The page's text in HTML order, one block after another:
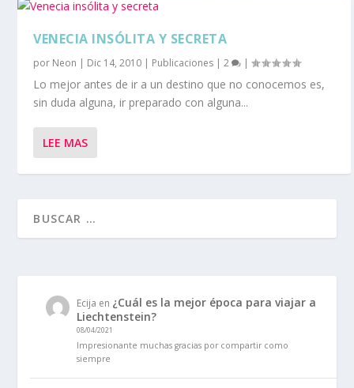
VENECIA INSÓLITA Y SECRETA
por Neon | Dic 14, 2010 | Publicaciones |2 |
Lo mejor antes de ir a un destino que no conocemos es,
sin duda alguna, ir preparado con alguna...
LEE MAS
Ecija en ¿Cuál es la mejor época para viajar a
Liechtenstein?
08/04/2021
Impresionante muchas gracias por compartir como
siempre